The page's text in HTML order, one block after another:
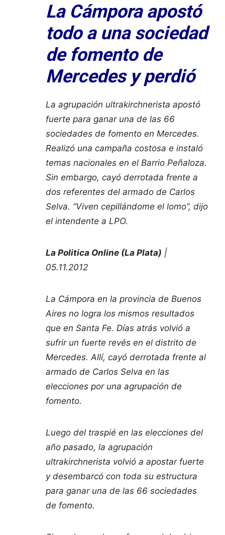
La Cámpora apostó
todo a una sociedad
de fomento de
Mercedes y perdió
La agrupación ultrakirchnerista apostó
fuerte para ganar una de las 66
sociedades de fomento en Mercedes.
Realizó una campaña costosa e instaló
temas nacionales en el Barrio Peñaloza.
Sin embargo, cayó derrotada frente a
dos referentes del armado de Carlos
Selva. “Viven cepillándome el lomo”, dijo
el intendente a LPO.
La Politica Online (La Plata) |
05.11.2012
La Cámpora en la provincia de Buenos
Aires no logra los mismos resultados
que en Santa Fe. Días atrás volvió a
sufrir un fuerte revés en el distrito de
Mercedes. Allí, cayó derrotada frente al
armado de Carlos Selva en las
elecciones por una agrupación de
fomento.
Luego del traspié en las elecciones del
año pasado, la agrupación
ultrakirchnerista volvió a apostar fuerte
y desembarcó con toda su estructura
para ganar una de las 66 sociedades
de fomento.